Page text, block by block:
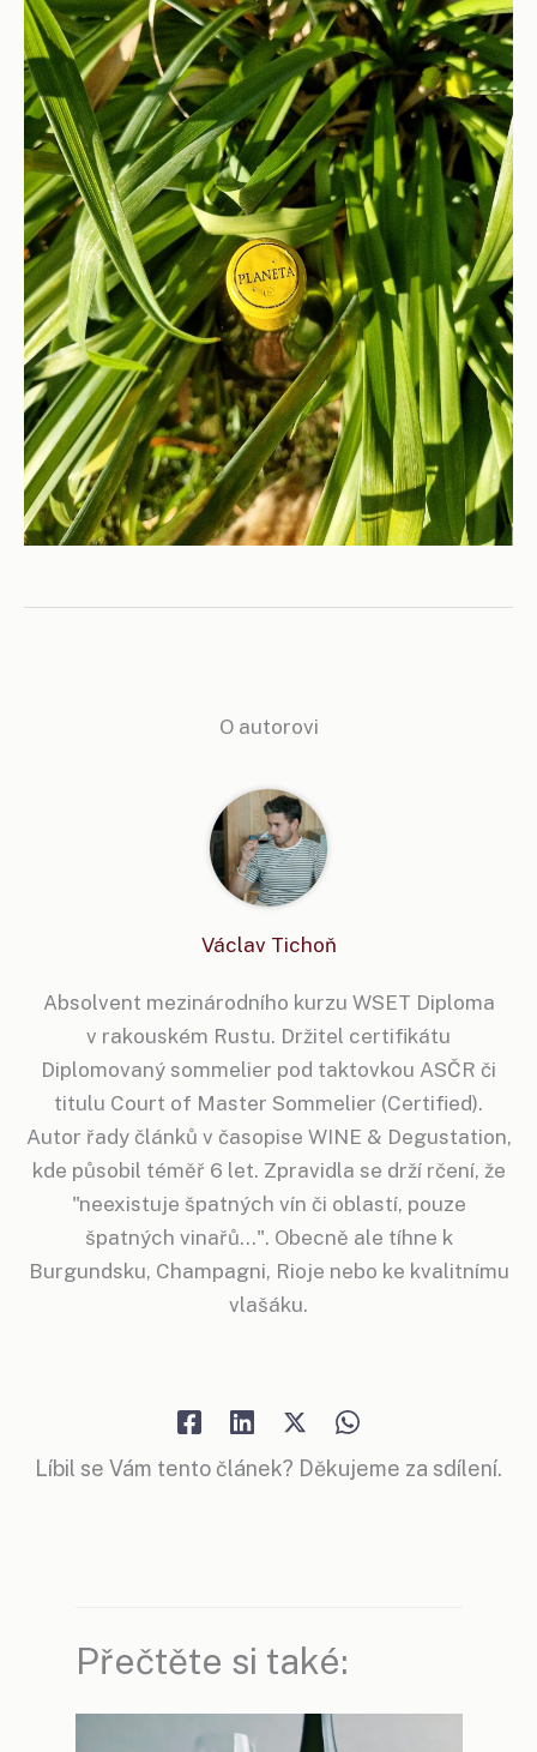
O autorovi
Václav Tichoň
Absolvent mezinárodního kurzu WSET Diploma
v rakouském Rustu. Držitel certifikátu
Diplomovaný sommelier pod taktovkou ASČR či
titulu Court of Master Sommelier (Certified).
Autor řady článků v časopise WINE & Degustation,
kde působil téměř 6 let. Zpravidla se drží rčení, že
"neexistuje špatných vín či oblastí, pouze
špatných vinařů...". Obecně ale tíhne k
Burgundsku, Champagni, Rioje nebo ke kvalitnímu
vlašáku.
Líbil se Vám tento článek? Děkujeme za sdílení.
Přečtěte si také: